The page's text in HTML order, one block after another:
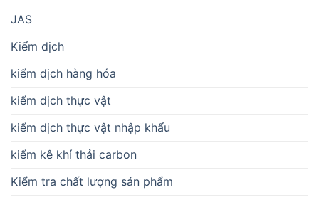
JAS
Kiểm dịch
kiểm dịch hàng hóa
kiểm dịch thực vật
kiểm dịch thực vật nhập khẩu
kiểm kê khí thải carbon
Kiểm tra chất lượng sản phẩm